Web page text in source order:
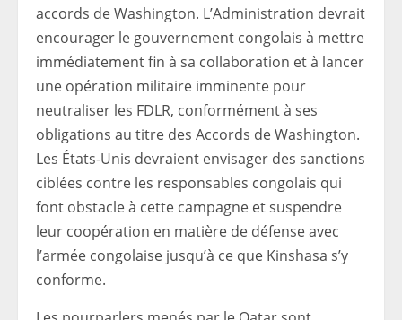
accords de Washington. L’Administration devrait
encourager le gouvernement congolais à mettre
immédiatement fin à sa collaboration et à lancer
une opération militaire imminente pour
neutraliser les FDLR, conformément à ses
obligations au titre des Accords de Washington.
Les États-Unis devraient envisager des sanctions
ciblées contre les responsables congolais qui
font obstacle à cette campagne et suspendre
leur coopération en matière de défense avec
l’armée congolaise jusqu’à ce que Kinshasa s’y
conforme.